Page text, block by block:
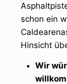
schon ein
Hinsicht
Wir